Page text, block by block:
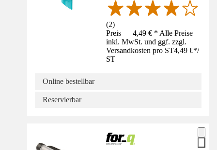
(2)
Preis — 4,49 € * Alle Preise
inkl. MwSt. und ggf. zzgl.
Versandkosten pro ST4,49 €*/
ST
Online bestellbar
Reservierbar